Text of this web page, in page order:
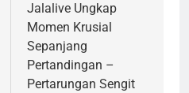
Jalalive Ungkap
Momen Krusial
Sepanjang
Pertandingan –
Pertarungan Sengit